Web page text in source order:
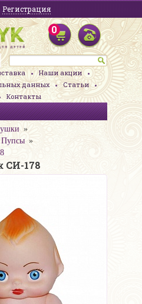
Регистрация
0
Наши акции
данных
Статьи
Контакты
Пупсы
СИ-178